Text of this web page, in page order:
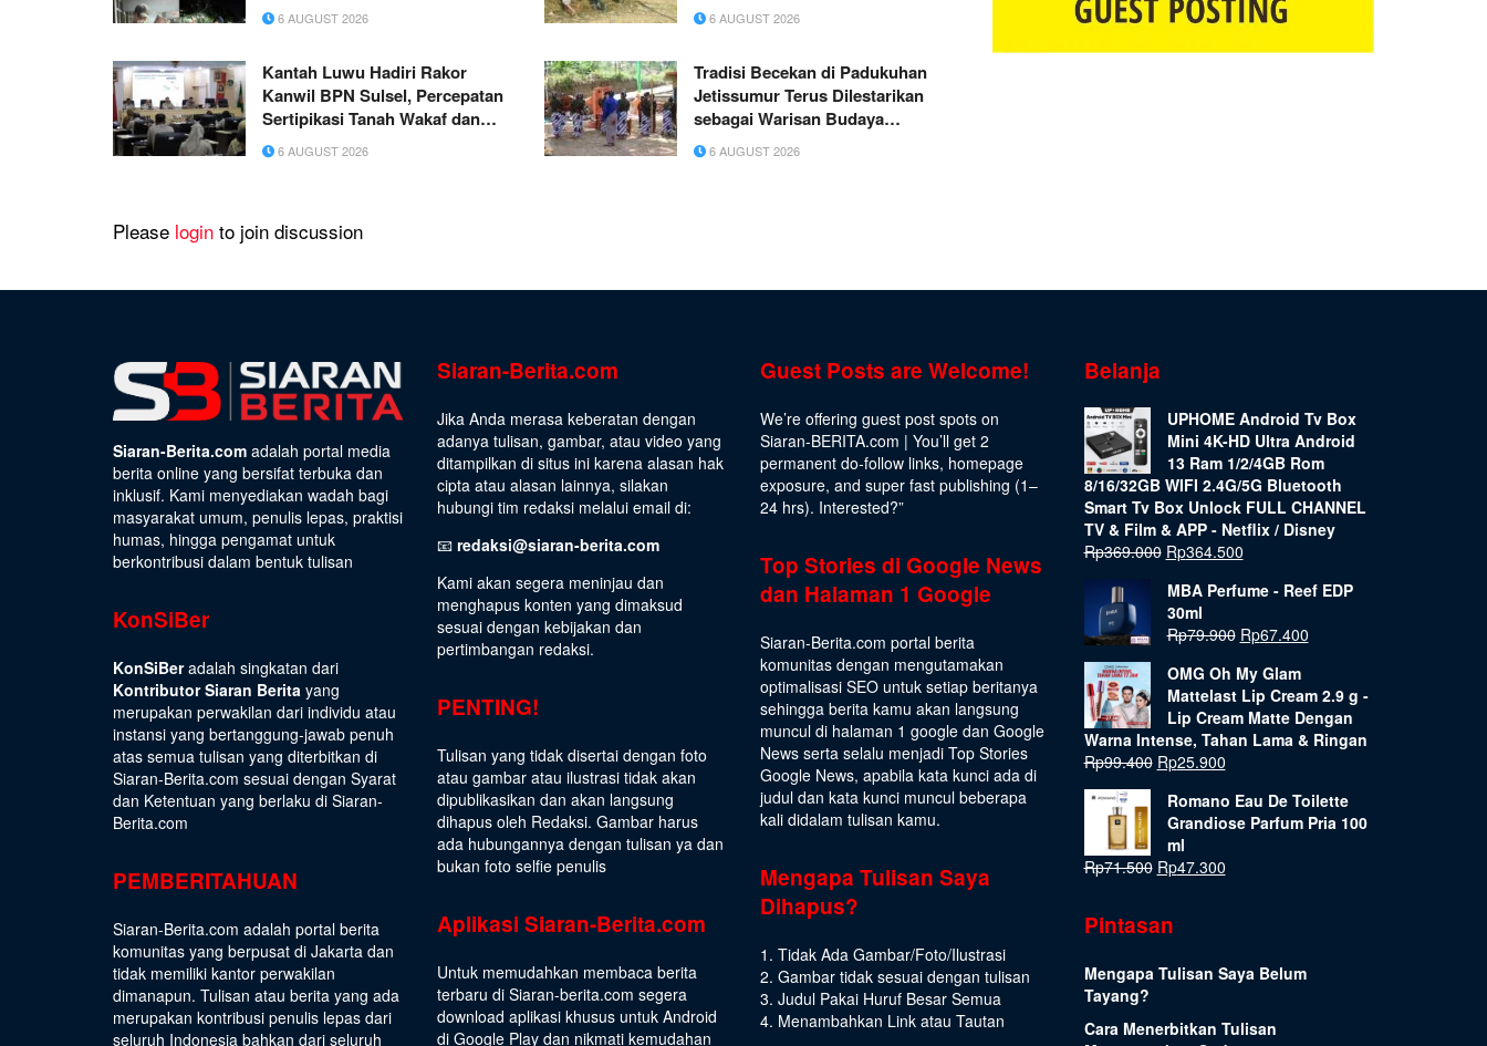
6 AUGUST 2026 6 AUGUST 2026
Kantah Luwu Hadiri Rakor
Kanwil BPN Sulsel, Percepatan
Sertipikasi Tanah Wakaf dan
MBR Jadi Prioritas
6 AUGUST 2026
Tradisi Becekan di Padukuhan
Jetissumur Terus Dilestarikan
sebagai Warisan Budaya
Masyarakat
6 AUGUST 2026
Please login to join discussion
Siaran-Berita.com adalah portal media
berita online yang bersifat terbuka dan
inklusif. Kami menyediakan wadah bagi
masyarakat umum, penulis lepas, praktisi
humas, hingga pengamat untuk
berkontribusi dalam bentuk tulisan
KonSiBer
KonSiBeradalah singkatan dari
Kontributor Siaran Berita yang
merupakan perwakilan dari individu atau
instansi yang bertanggung-jawab penuh
atas semua tulisan yang diterbitkan di
Siaran-Berita.com sesuai dengan Syarat
dan Ketentuan yang berlaku di Siaran-
Berita.com
PEMBERITAHUAN
Siaran-Berita.com adalah portal berita
komunitas yang berpusat di Jakarta dan
tidak memiliki kantor perwakilan
dimanapun. Tulisan atau berita yang ada
merupakan kontribusi penulis lepas dari
seluruh Indonesia bahkan dari seluruh
Siaran-Berita.com
Jika Anda merasa keberatan dengan
adanya tulisan, gambar, atau video yang
ditampilkan di situs ini karena alasan hak
cipta atau alasan lainnya, silakan
hubungi tim redaksi melalui email di:
📧 redaksi@siaran-berita.com
Kami akan segera meninjau dan
menghapus konten yang dimaksud
sesuai dengan kebijakan dan
pertimbangan redaksi.
PENTING!
Tulisan yang tidak disertai dengan foto
atau gambar atau ilustrasi tidak akan
dipublikasikan dan akan langsung
dihapus oleh Redaksi. Gambar harus
ada hubungannya dengan tulisan ya dan
bukan foto selfie penulis
Aplikasi Siaran-Berita.com
Untuk memudahkan membaca berita
terbaru di Siaran-berita.com segera
download aplikasi khusus untuk Android
di Google Play dan nikmati kemudahan
Guest Posts are Welcome!
We’re offering guest post spots on
Siaran-BERITA.com | You’ll get 2
permanent do-follow links, homepage
exposure, and super fast publishing (1–
24 hrs). Interested?”
Top Stories di Google News
dan Halaman 1 Google
Siaran-Berita.com portal berita
komunitas dengan mengutamakan
optimalisasi SEO untuk setiap beritanya
sehingga berita kamu akan langsung
muncul di halaman 1 google dan Google
News serta selalu menjadi Top Stories
Google News, apabila kata kunci ada di
judul dan kata kunci muncul beberapa
kali didalam tulisan kamu.
Mengapa Tulisan Saya
Dihapus?
1. Tidak Ada Gambar/Foto/Ilustrasi
2. Gambar tidak sesuai dengan tulisan
3. Judul Pakai Huruf Besar Semua
4. Menambahkan Link atau Tautan
Belanja
UPHOME Android Tv Box
Mini 4K-HD Ultra Android
13 Ram 1/2/4GB Rom
8/16/32GB WIFI 2.4G/5G Bluetooth
Smart Tv Box Unlock FULL CHANNEL
TV & Film & APP - Netflix / Disney
Rp369.000 Rp364.500
MBA Perfume - Reef EDP
30ml
Rp79.900 Rp67.400
OMG Oh My Glam
Mattelast Lip Cream 2.9 g -
Lip Cream Matte Dengan
Warna Intense, Tahan Lama & Ringan
Rp99.400 Rp25.900
Romano Eau De Toilette
Grandiose Parfum Pria 100
ml
Rp71.500 Rp47.300
Pintasan
Mengapa Tulisan Saya Belum
Tayang?
Cara Menerbitkan Tulisan